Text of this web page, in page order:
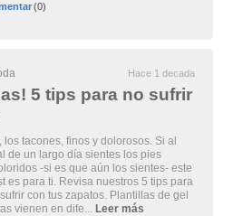
(0)
Hace 1 decada
5 tips para no sufrir
los tacones, finos y dolorosos. Si al
de un largo día sientes los pies
-si es que aún los sientes- este
es para ti. Revisa nuestros 5 tips para
con tus zapatos. Plantillas de gel
vienen en dife... Leer más